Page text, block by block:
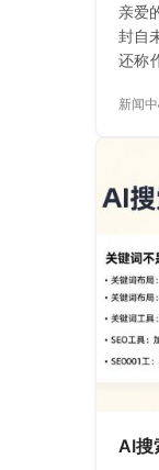
亲爱
封自
还称
新闻
AI搜